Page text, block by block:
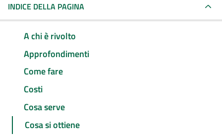
INDICE DELLA PAGINA
A chi è rivolto
Approfondimenti
Come fare
Costi
Cosa serve
Cosa si ottiene